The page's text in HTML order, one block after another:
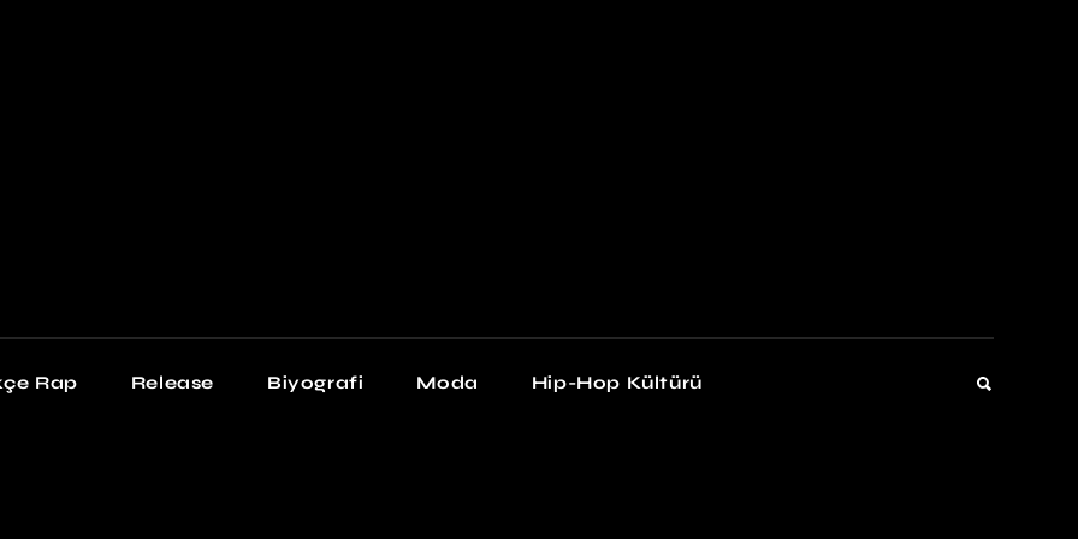
Rap Release Biyografi Moda Hip-Hop Kültürü